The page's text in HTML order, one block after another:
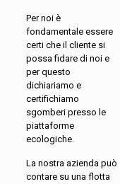
Per noi è
fondamentale essere
certi che il cliente si
possa fidare di noi e
per questo
dichiariamo e
certifichiamo
sgomberi presso le
piattaforme
ecologiche.
La nostra azienda può
contare su una flotta